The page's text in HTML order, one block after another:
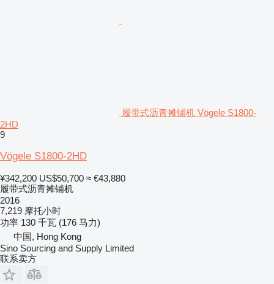
履带式沥青摊铺机 Vögele S1800-
2HD
9
Vögele S1800-2HD
¥342,200 US$50,700 ≈ €43,880
履带式沥青摊铺机
2016
7,219 摩托小时
功率 130 千瓦 (176 马力)
中国, Hong Kong
Sino Sourcing and Supply Limited
联系卖方